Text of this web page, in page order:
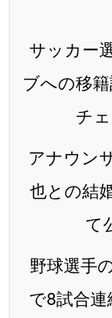
サッカー
ブへの移
チ
アナウン
也との結
て
野球選手
で8試合